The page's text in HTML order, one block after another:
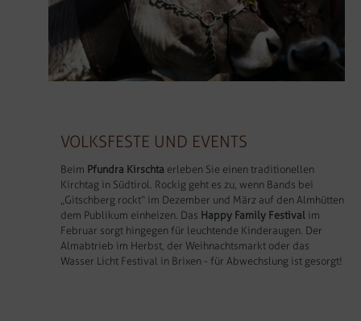
VOLKSFESTE UND EVENTS
Beim Pfundra Kirschta erleben Sie einen traditionellen
Kirchtag in Südtirol. Rockig geht es zu, wenn Bands bei
„Gitschberg rockt“ im Dezember und März auf den Almhütten
dem Publikum einheizen. Das Happy Family Festival im
Februar sorgt hingegen für leuchtende Kinderaugen. Der
Almabtrieb im Herbst, der Weihnachtsmarkt oder das
Wasser Licht Festival in Brixen - für Abwechslung ist gesorgt!